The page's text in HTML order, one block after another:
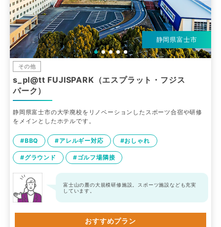
静岡県富士市
その他
s_pl@tt FUJISPARK（エスプラット・フジス
パーク）
静岡県富士市の大学廃校をリノベーションしたスポーツ合宿や研修
をメインとしたホテルです。
#BBQ #アレルギー対応 #おしゃれ
#グラウンド #ゴルフ場隣接
富士山の麓の大規模研修施設。スポーツ施設なども充実
しています。
おすすめプラン